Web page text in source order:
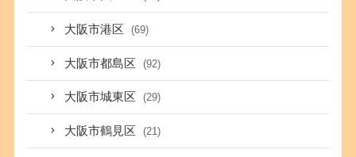
大阪市港区 (69)
大阪市都島区 (92)
大阪市城東区 (29)
大阪市鶴見区 (21)